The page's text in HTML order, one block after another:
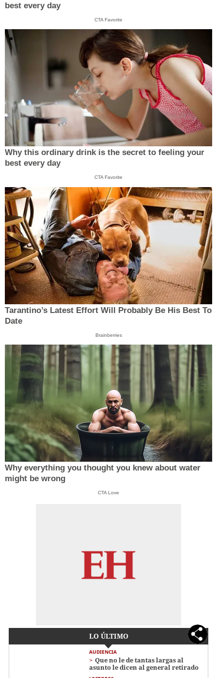
best every day
CTA Favorite
Why this ordinary drink is the secret to feeling your
best every day
CTA Favorite
Tarantino’s Latest Effort Will Probably Be His Best To
Date
Brainberries
Why everything you thought you knew about water
might be wrong
CTA Love
LO ÚLTIMO
AUDIENCIA
Que no le de tantas largas al
asunto le dicen al general retirado